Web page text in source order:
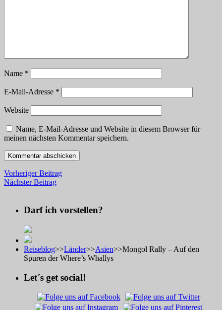
Name *
E-Mail-Adresse *
Website
Name, E-Mail-Adresse und Website in diesem Browser für
meinen nächsten Kommentar speichern.
Vorheriger Beitrag
Nächster Beitrag
Darf ich vorstellen?
Reiseblog>>Länder>>Asien>>Mongol Rally – Auf den
Spuren der Where’s Whallys
Let´s get social!